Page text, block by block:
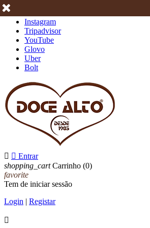
Instagram
Tripadvisor
YouTube
Glovo
Uber
Bolt
  Entrar
shopping_cart Carrinho (0)
favorite
Tem de iniciar sessão
Login | Registar
